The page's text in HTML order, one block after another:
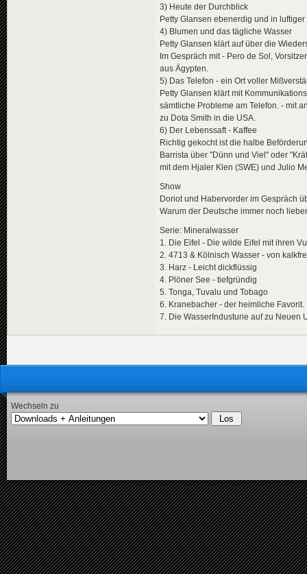
3) Heute der Durchblick
Petty Glansen ebenerdig und in
4) Blumen und das tägliche Wasser
Petty Glansen klärt auf über die
Im Gespräch mit - Pero de Sol,
aus Ägypten.
5) Das Telefon - ein Ort voller
Petty Glansen klärt mit
sämtliche Probleme am Telefon. - mit
zu Dota Smith in die USA.
6) Der Lebenssaft - Kaffee
Richtig gekocht ist die halbe
Barrista über "Dünn und Viel" oder
mit dem Hjaler Klen (SWE) und Julio
Show
Doriot und Habervorder im Gespräch
Warum der Deutsche immer noch
Serie: Mineralwasser
1. Die Eifel - Die wilde Eifel mit ihren
2. 4713 & Kölnisch Wasser - von
3. Harz - Leicht dickflüssig
4. Plöner See - tiefgründig
5. Tonga, Tuvalu und Tobago
6. Kranebacher - der heimliche Favorit.
7. Die WasserIndusturie auf zu Neuen
Wechseln zu